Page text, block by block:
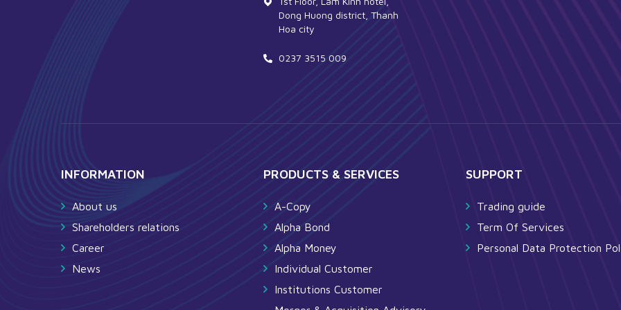
Dong Huong district, Thanh
Hoa city
0237 3515 009
INFORMATION
About us
Shareholders relations
Career
News
PRODUCTS & SERVICES
A-Copy
Alpha Bond
Alpha Money
Individual Customer
Institutions Customer
SUPPORT
Trading guide
Term Of Services
Personal Data Protection